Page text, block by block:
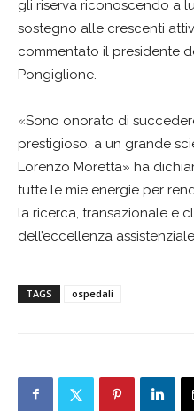
gli riserva riconoscendo a
sostegno alle crescenti
commentato il presidente
Pongiglione.
«Sono onorato di
prestigioso, a un grande
Lorenzo Moretta» ha
tutte le mie energie per
la ricerca, transazionale e
dell’eccellenza
TAGS ospedali